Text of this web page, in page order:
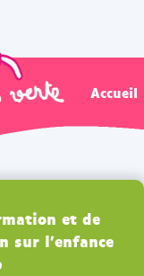
Accueil
et de
sur l'enfance